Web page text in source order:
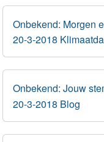
Onbekend: Morgen
20-3-2018
Onbekend: Jouw
20-3-2018 Blog